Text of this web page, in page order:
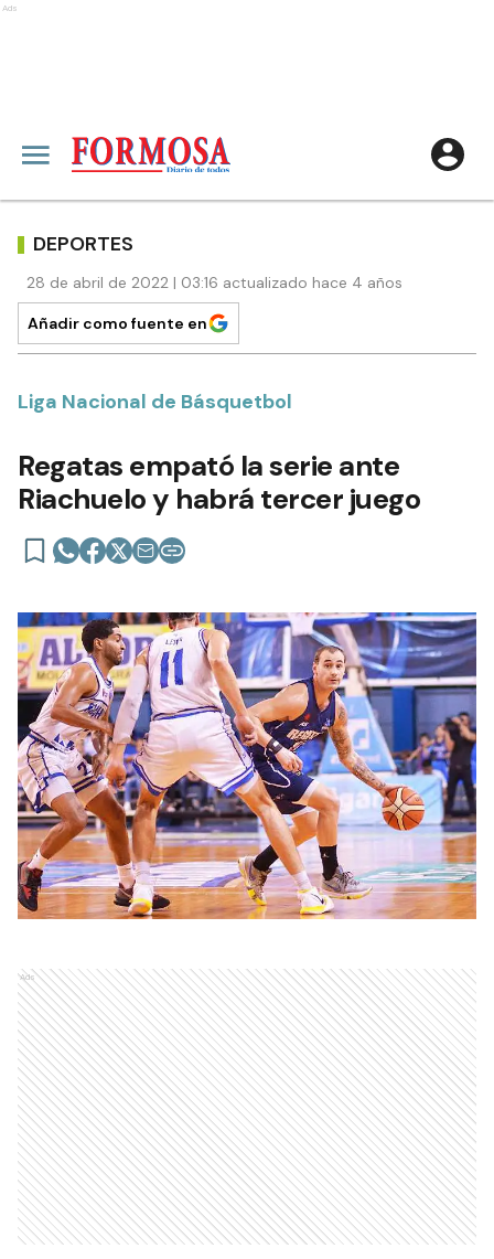
Ads
DEPORTES
28 de abril de 2022 | 03:16 actualizado hace 4 años
Añadir como fuente en
Liga Nacional de Básquetbol
Regatas empató la serie ante
Riachuelo y habrá tercer juego
Ads